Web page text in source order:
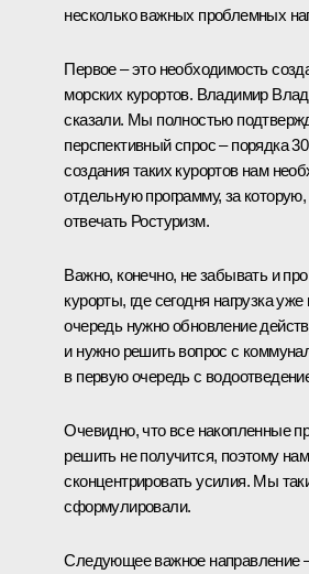
несколько важных проблемных
Первое – это необходимость
морских курортов. Владимир
сказали. Мы полностью
перспективный спрос – порядка
создания таких курортов нам
отдельную программу, за
отвечать Ростуризм.
Важно, конечно, не забывать и
курорты, где сегодня нагрузка
очередь нужно обновление
и нужно решить вопрос с
в первую очередь с
Очевидно, что все накопленные
решить не получится, поэтому
сконцентрировать усилия. Мы
сформулировали.
Следующее важное направление